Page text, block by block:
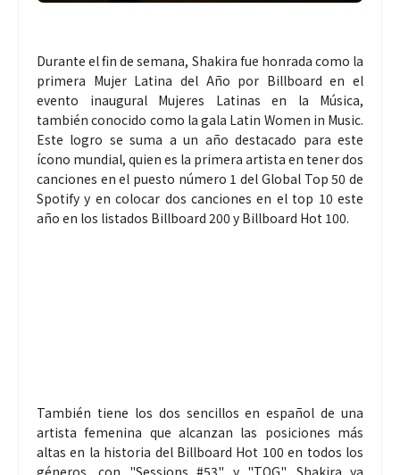
Durante el fin de semana, Shakira fue honrada como la
primera Mujer Latina del Año por Billboard en el
evento inaugural Mujeres Latinas en la Música,
también conocido como la gala Latin Women in Music.
Este logro se suma a un año destacado para este
ícono mundial, quien es la primera artista en tener dos
canciones en el puesto número 1 del Global Top 50 de
Spotify y en colocar dos canciones en el top 10 este
año en los listados Billboard 200 y Billboard Hot 100.
También tiene los dos sencillos en español de una
artista femenina que alcanzan las posiciones más
altas en la historia del Billboard Hot 100 en todos los
géneros, con "Sessions #53" y "TQG". Shakira ya